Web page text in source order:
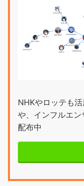
NHKやロッテも
や、インフルエ
配布中